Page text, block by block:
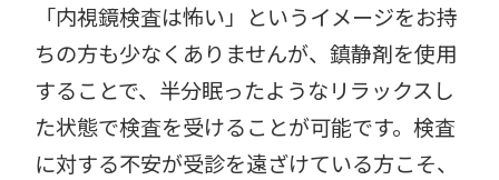
「内視鏡検査は怖い」というイメージをお持
ちの方も少なくありませんが、鎮静剤を使用
することで、半分眠ったようなリラックスし
た状態で検査を受けることが可能です。検査
に対する不安が受診を遠ざけている方こそ、